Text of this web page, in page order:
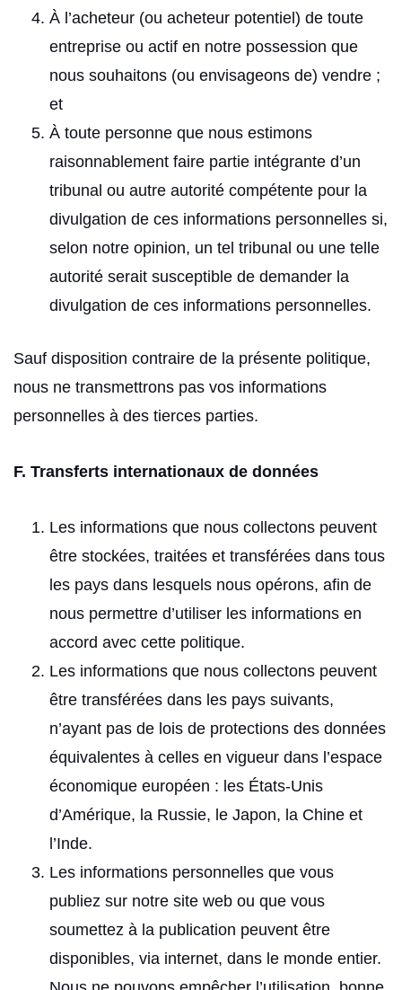
À l’acheteur (ou acheteur potentiel) de toute
entreprise ou actif en notre possession que
nous souhaitons (ou envisageons de) vendre ;
et
À toute personne que nous estimons
raisonnablement faire partie intégrante d’un
tribunal ou autre autorité compétente pour la
divulgation de ces informations personnelles si,
selon notre opinion, un tel tribunal ou une telle
autorité serait susceptible de demander la
divulgation de ces informations personnelles.
Sauf disposition contraire de la présente politique,
nous ne transmettrons pas vos informations
personnelles à des tierces parties.
F. Transferts internationaux de données
Les informations que nous collectons peuvent
être stockées, traitées et transférées dans tous
les pays dans lesquels nous opérons, afin de
nous permettre d’utiliser les informations en
accord avec cette politique.
Les informations que nous collectons peuvent
être transférées dans les pays suivants,
n’ayant pas de lois de protections des données
équivalentes à celles en vigueur dans l’espace
économique européen : les États-Unis
d’Amérique, la Russie, le Japon, la Chine et
l’Inde.
Les informations personnelles que vous
publiez sur notre site web ou que vous
soumettez à la publication peuvent être
disponibles, via internet, dans le monde entier.